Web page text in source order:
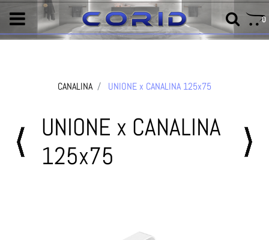
0
CANALINA UNIONE x CANALINA 125x75
UNIONE x CANALINA
125x75